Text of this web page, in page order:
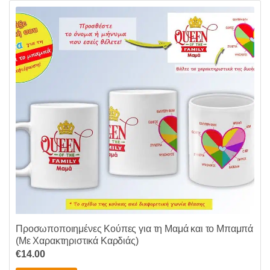
Προσωποποιημένες Κούπες για τη Μαμά και το Μπαμπά
(Με Χαρακτηριστικά Καρδιάς)
€14.00